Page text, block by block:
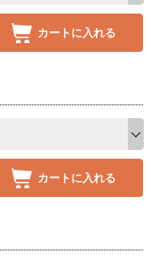
カートに入れる
カートに入れる